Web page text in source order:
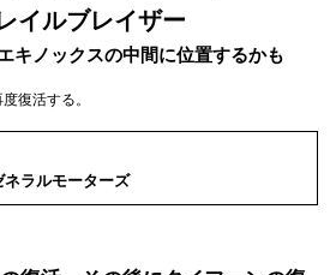
イルブレイザー
キノックスの中間に位置するかも
復活する。
ラルモーターズ